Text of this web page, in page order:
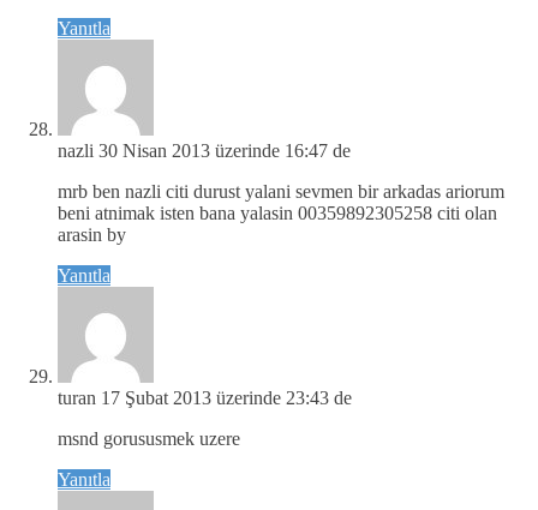
Yanıtla
nazli 30 Nisan 2013 üzerinde 16:47 de
mrb ben nazli citi durust yalani sevmen bir arkadas ariorum
beni atnimak isten bana yalasin 00359892305258 citi olan
arasin by
Yanıtla
turan 17 Şubat 2013 üzerinde 23:43 de
msnd gorususmek uzere
Yanıtla